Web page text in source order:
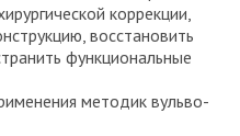
коррекции,
восстановить
функциональные
методик вульво-